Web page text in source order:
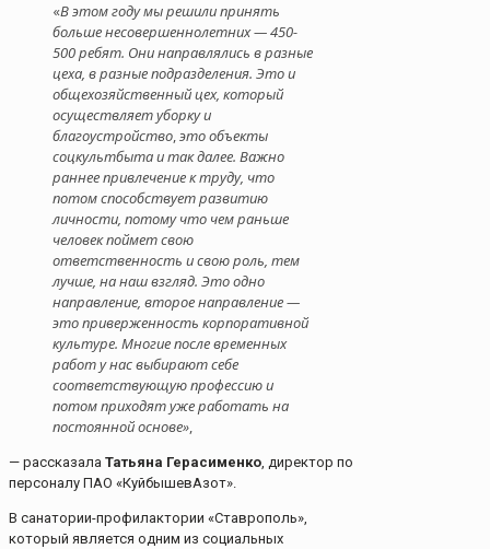
«В этом году мы решили принять
больше несовершеннолетних — 450-
500 ребят. Они направлялись в разные
цеха, в разные подразделения. Это и
общехозяйственный цех, который
осуществляет уборку и
благоустройство,это объекты
соцкультбыта и так далее. Важно
раннее привлечение к труду, что
потом способствует развитию
личности, потому что чем раньше
человек поймет свою
ответственность и свою роль, тем
лучше, на наш взгляд. Это одно
направление, второе направление —
это приверженность корпоративной
культуре. Многие после временных
работ у нас выбирают себе
соответствующую профессию и
потом приходят уже работать на
постоянной основе»,
— рассказала Татьяна Герасименко, директор по
персоналу ПАО «КуйбышевАзот».
В санатории-профилактории «Ставрополь»,
который является одним из социальных